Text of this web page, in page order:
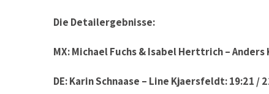
Die Detailergebnisse:
MX: Michael Fuchs & Isabel Herttrich –
DE: Karin Schnaase – Line Kjaersfeldt: 19:21 /